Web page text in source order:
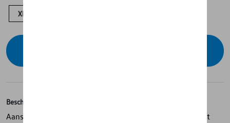
XL
Beschrijving
Aansluitende t-shirt van ademende, functionele stof met